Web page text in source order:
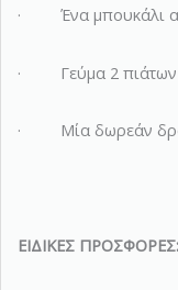
· Ένα μπουκάλι
· Γεύμα 2 πιάτων
· Μία δωρεάν
ΕΙΔΙΚΕΣ ΠΡΟΣΦΟΡΕΣ: